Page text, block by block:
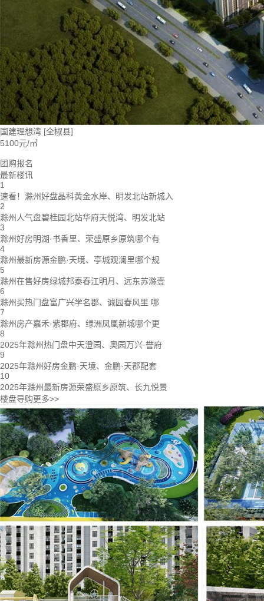
国建理想湾 [全椒县]
5100元/㎡
团购报名
最新楼讯
1
速看！滁州好盘晶科黄金水岸、明发北站新城入
2
滁州人气盘碧桂园北站华府天悦湾、明发北站
3
滁州好房明湖·书香里、荣盛原乡原筑哪个有
4
滁州最新房源金鹏·天境、亭城观澜里哪个规
5
滁州在售好房绿城邦泰春江明月、远东苏滁壹
6
滁州买热门盘富广兴学名郡、诚园春风里 哪
7
滁州房产嘉禾·紫郡府、绿洲凤凰新城哪个更
8
2025年滁州热门盘中天澄园、奥园万兴·誉府
9
2025年滁州好房金鹏·天境、金鹏·天郡配套
10
2025年滁州最新房源荣盛原乡原筑、长九悦景
楼盘导购更多>>